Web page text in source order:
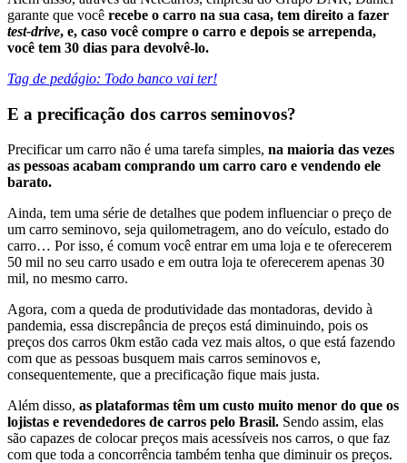
garante que você recebe o carro na sua casa, tem direito a fazer
test-drive, e, caso você compre o carro e depois se arrependa,
você tem 30 dias para devolvê-lo.
Tag de pedágio: Todo banco vai ter!
E a precificação dos carros seminovos?
Precificar um carro não é uma tarefa simples, na maioria das vezes
as pessoas acabam comprando um carro caro e vendendo ele
barato.
Ainda, tem uma série de detalhes que podem influenciar o preço de
um carro seminovo, seja quilometragem, ano do veículo, estado do
carro… Por isso, é comum você entrar em uma loja e te oferecerem
50 mil no seu carro usado e em outra loja te oferecerem apenas 30
mil, no mesmo carro.
Agora, com a queda de produtividade das montadoras, devido à
pandemia, essa discrepância de preços está diminuindo, pois os
preços dos carros 0km estão cada vez mais altos, o que está fazendo
com que as pessoas busquem mais carros seminovos e,
consequentemente, que a precificação fique mais justa.
Além disso, as plataformas têm um custo muito menor do que os
lojistas e revendedores de carros pelo Brasil. Sendo assim, elas
são capazes de colocar preços mais acessíveis nos carros, o que faz
com que toda a concorrência também tenha que diminuir os preços.